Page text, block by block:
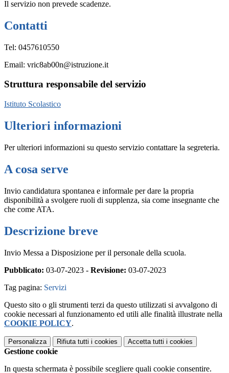
Il servizio non prevede scadenze.
Contatti
Tel: 0457610550
Email: vric8ab00n@istruzione.it
Struttura responsabile del servizio
Istituto Scolastico
Ulteriori informazioni
Per ulteriori informazioni su questo servizio contattare la segreteria.
A cosa serve
Invio candidatura spontanea e informale per dare la propria
disponibilità a svolgere ruoli di supplenza, sia come insegnante che
che come ATA.
Descrizione breve
Invio Messa a Disposizione per il personale della scuola.
Pubblicato: 03-07-2023 - Revisione: 03-07-2023
Tag pagina: Servizi
Questo sito o gli strumenti terzi da questo utilizzati si avvalgono di
cookie necessari al funzionamento ed utili alle finalità illustrate nella
COOKIE POLICY.
Personalizza Rifiuta tutti i cookies Accetta tutti i cookies
Gestione cookie
In questa schermata è possibile scegliere quali cookie consentire.